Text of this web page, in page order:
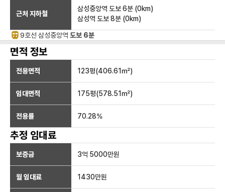
근처 지하철
삼성중앙역 도보 6분 (0km)
삼성역 도보 8분 (0km)
9호선 삼성중앙역 도보 6분
면적 정보
전용면적 123평(406.61㎡)
임대면적 175평(578.51㎡)
전용률 70.28%
추정 임대료
보증금 3억 5000만원
월 임대료 1430만원